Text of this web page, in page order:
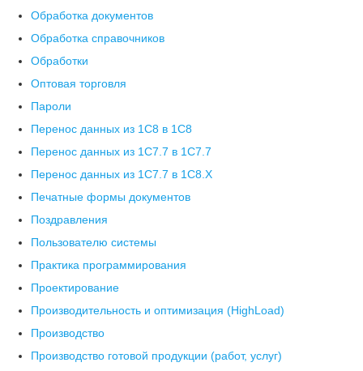
Обработка документов
Обработка справочников
Обработки
Оптовая торговля
Пароли
Перенос данных из 1C8 в 1C8
Перенос данных из 1С7.7 в 1C7.7
Перенос данных из 1С7.7 в 1C8.X
Печатные формы документов
Поздравления
Пользователю системы
Практика программирования
Проектирование
Производительность и оптимизация (HighLoad)
Производство
Производство готовой продукции (работ, услуг)